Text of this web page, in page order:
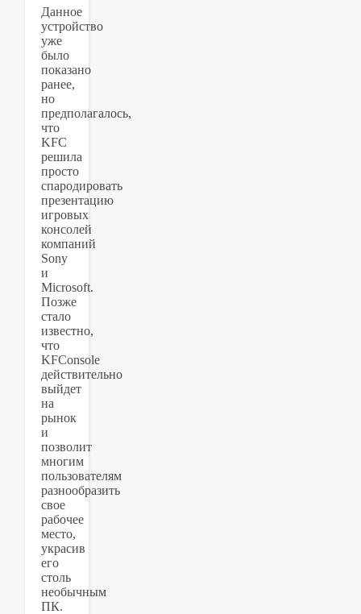
Данное
устройство
уже
было
показано
ранее,
но
предполагалось,
что
KFC
решила
просто
спародировать
презентацию
игровых
консолей
компаний
Sony
и
Microsoft.
Позже
стало
известно,
что
KFConsole
действительно
выйдет
на
рынок
и
позволит
многим
пользователям
разнообразить
свое
рабочее
место,
украсив
его
столь
необычным
ПК.